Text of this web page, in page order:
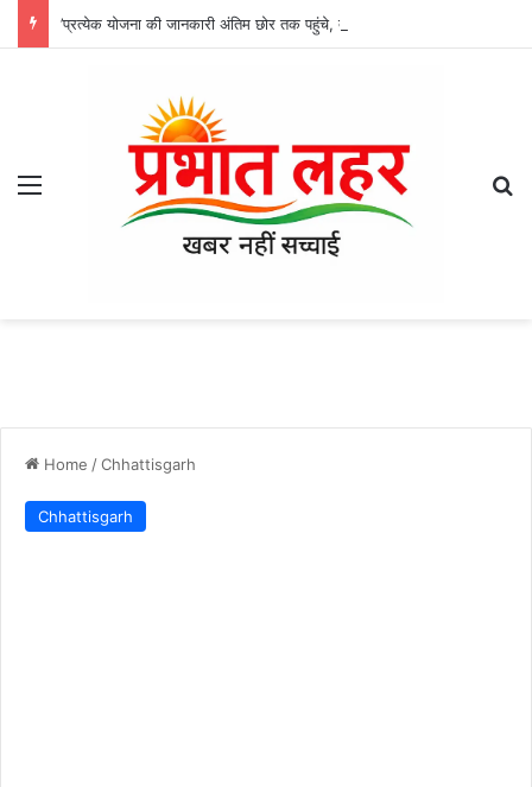
Menu
Home /Chhattisgarh
Chhattisgarh